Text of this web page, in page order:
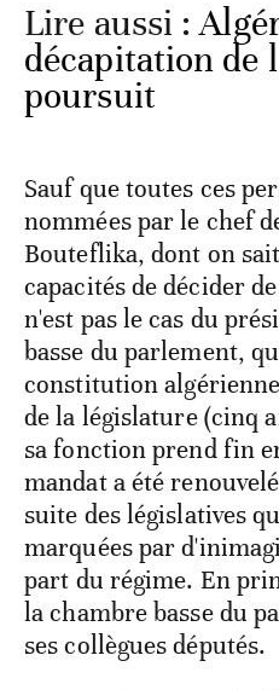
Lire aussi :
décapitation de
poursuit
Sauf que toutes ces
nommées par le chef
Bouteflika, dont on
capacités de décider
n'est pas le cas du
basse du parlement,
constitution
de la législature (cinq
sa fonction prend fin
mandat a été
suite des législatives
marquées par
part du régime. En
la chambre basse du
ses collègues députés.